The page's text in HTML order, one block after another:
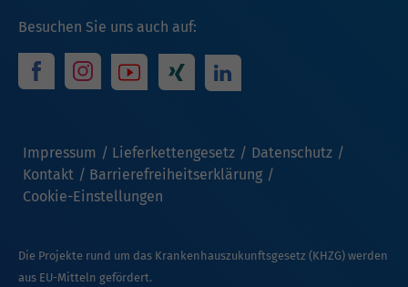
Besuchen Sie uns auch auf:
Impressum Lieferkettengesetz
Datenschutz
Kontakt
Barrierefreiheitserklärung
Cookie-Einstellungen
Die Projekte rund um das Krankenhauszukunftsgesetz (KHZG) werden
aus EU-Mitteln gefördert.